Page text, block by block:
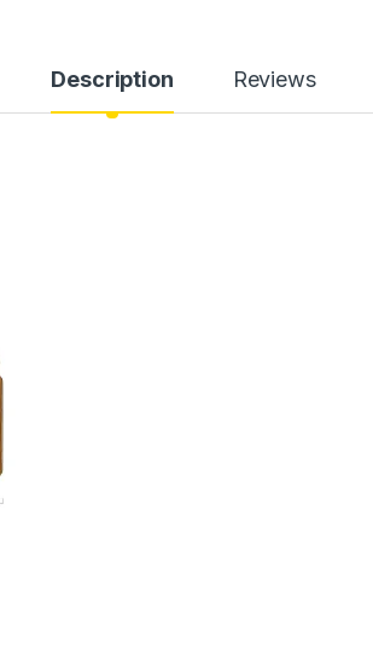
Description Reviews